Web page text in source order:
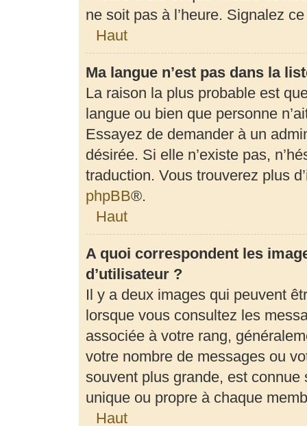
ne soit pas à l’heure. Signalez
Haut
Ma langue n’est pas dans la
La raison la plus probable est
langue ou bien que personne
Essayez de demander à un
désirée. Si elle n’existe pas,
traduction. Vous trouverez plus
phpBB®.
Haut
A quoi correspondent les
d’utilisateur ?
Il y a deux images qui peuvent
lorsque vous consultez les
associée à votre rang,
votre nombre de messages ou
souvent plus grande, est connue
unique ou propre à chaque
Haut